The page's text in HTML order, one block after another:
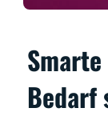
Bedarf